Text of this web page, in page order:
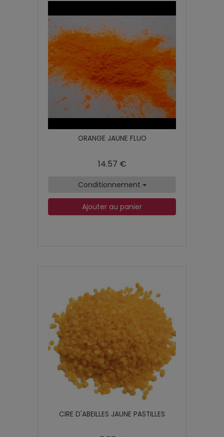
ORANGE JAUNE FLUO
14.57 €
Conditionnement
Ajouter au panier
CIRE D'ABEILLES JAUNE PASTILLES